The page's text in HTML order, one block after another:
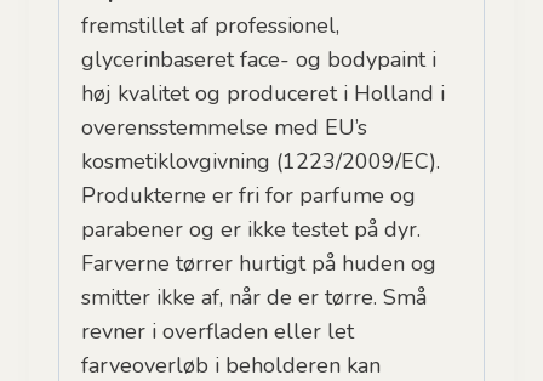
fremstillet af professionel,
glycerinbaseret face- og bodypaint i
høj kvalitet og produceret i Holland i
overensstemmelse med EU’s
kosmetiklovgivning (1223/2009/EC).
Produkterne er fri for parfume og
parabener og er ikke testet på dyr.
Farverne tørrer hurtigt på huden og
smitter ikke af, når de er tørre. Små
revner i overfladen eller let
farveoverløb i beholderen kan